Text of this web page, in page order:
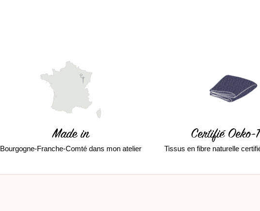
Made in
Bourgogne-Franche-Comté dans mon atelier
Certifié Oeko-
Tissus en fibre naturelle